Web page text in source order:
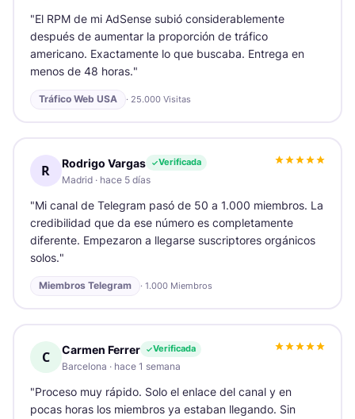
"El RPM de mi AdSense subió considerablemente
después de aumentar la proporción de tráfico
americano. Exactamente lo que buscaba. Entrega en
menos de 48 horas."
Tráfico Web USA · 25.000 Visitas
R Rodrigo Vargas Verificada
Madrid· hace 5 días
"Mi canal de Telegram pasó de 50 a 1.000 miembros. La
credibilidad que da ese número es completamente
diferente. Empezaron a llegarse suscriptores orgánicos
solos."
Miembros Telegram · 1.000 Miembros
C Carmen Ferrer Verificada
Barcelona · hace 1 semana
"Proceso muy rápido. Solo el enlace del canal y en
pocas horas los miembros ya estaban llegando. Sin